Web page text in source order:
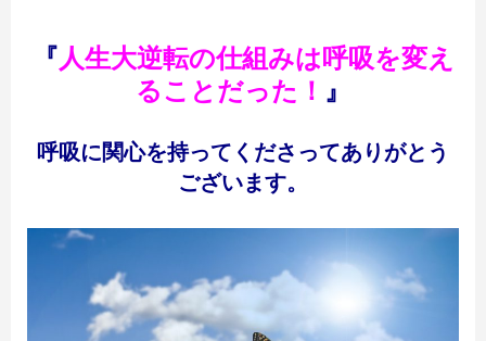
『人生大逆転の仕組みは呼吸を変え
ることだった！ 』
呼吸に関心を持ってくださってありがとう
ございます。